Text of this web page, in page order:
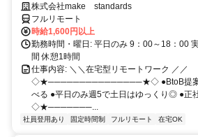
スキルアップ
株式会社make standards
フルリモート
時給1,600円以上
勤務時間・曜日: 平日のみ 9：00～18：00
間 休憩1時間
仕事内容: ＼＼在宅型リモートワーク ／／
◇★───────────────★◇ ●BtoB提案
べる ●平日のみ週5で土日はゆっくり◎ ●正
◇★───────...
社員登用あり 固定時間制 フルリモート 在宅OK